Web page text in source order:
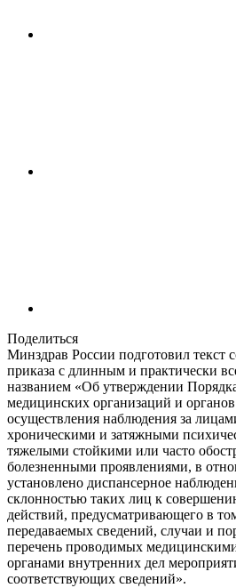
Поделиться
Минздрав России подготовил текст
приказа с длинным и практически
названием «Об утверждении
медицинских организаций и
осуществления наблюдения за
хроническими и затяжными
тяжелыми стойкими или часто
болезненными проявлениями, в
установлено диспансерное
склонностью таких лиц к
действий, предусматривающего в
передаваемых сведений, случаи и
перечень проводимых
органами внутренних дел
соответствующих сведений».